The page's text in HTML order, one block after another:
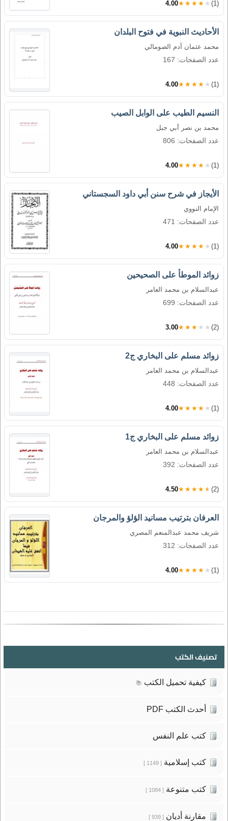
4.00★★★★★ (1)
الأحاديث النبوية في فتوح البلدان
محمد عثمان آدم الصومالي
عدد الصفحات: 167
4.00★★★★★ (1)
النسيم الطيب على الوابل الصيب
محمد بن نصر أبي جبل
عدد الصفحات: 806
4.00★★★★★ (1)
الأيجاز في شرح سنن أبي داود السجستاني
الإمام النووي
عدد الصفحات: 471
4.00★★★★★ (1)
زوائد الموطأ على الصحيحين
عبدالسلام بن محمد العامر
عدد الصفحات: 699
3.00★★★★★ (2)
زوائد مسلم على البخاري ج2
عبدالسلام بن محمد العامر
عدد الصفحات: 448
4.00★★★★★ (1)
زوائد مسلم على البخاري ج1
عبدالسلام بن محمد العامر
عدد الصفحات: 392
4.50★★★★★ (2)
العرفان بترتيب مسانيد الؤلؤ والمرجان
شريف محمد عبدالمنعم المصري
عدد الصفحات: 312
4.00★★★★★ (1)
تصنيف الكتب
كيفية تحميل الكتب 📚
أحدث الكتب PDF
كتب علم النفس
كتب إسلامية[ 1149 ]
كتب متنوعة[ 1084 ]
مقارنة أديان[ 939 ]